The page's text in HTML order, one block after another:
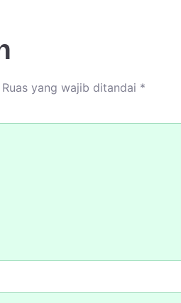
Ruas yang wajib ditandai *